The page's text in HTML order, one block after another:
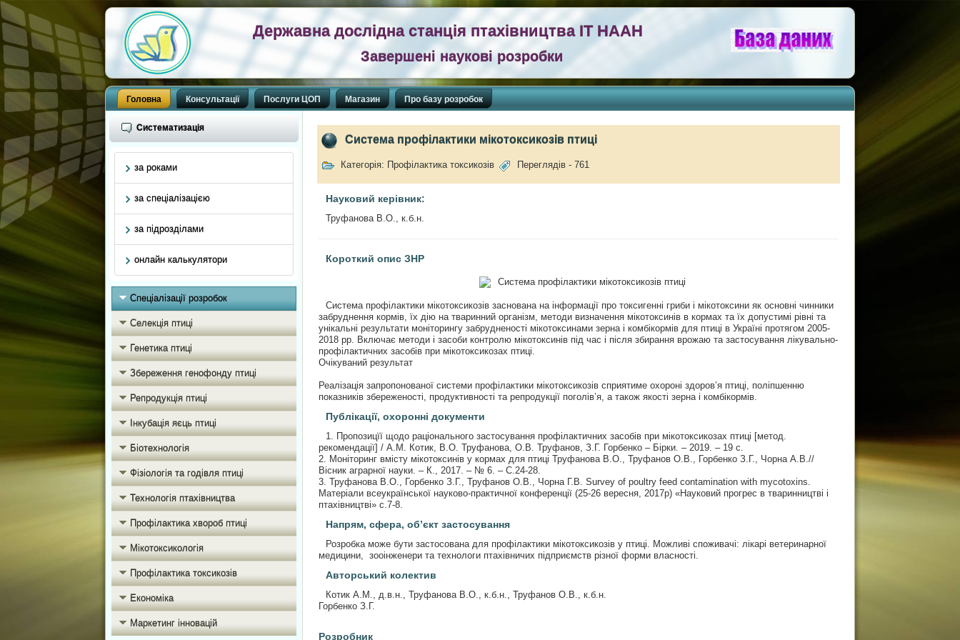
Державна дослідна станція птахівництва ІТ НААН
Завершені наукові розробки
Головна Консультації Послуги ЦОП Магазин Про базу розробок
Систематизація
за роками
за спеціалізацією
за підрозділами
онлайн калькулятори
Спеціалізації розробок
Селекція птиці
Генетика птиці
Збереження генофонду птиці
Репродукція птиці
Інкубація яєць птиці
Біотехнологія
Фізіологія та годівля птиці
Технологія птахівництва
Профілактика хвороб птиці
Мікотоксикологія
Профілактика токсикозів
Економіка
Маркетинг інновацій
Система профілактики мікотоксикозів птиці
Категорія: Профілактика токсикозів Переглядів - 761
Науковий керівник:
Труфанова В.О., к.б.н.
Короткий опис ЗНР
Система профілактики мікотоксикозів заснована на інформації про токсигенні гриби і мікотоксини як основні чинники
забруднення кормів, їх дію на тваринний організм, методи визначення мікотоксинів в кормах та їх допустимі рівні та
унікальні результати моніторингу забрудненості мікотоксинами зерна і комбікормів для птиці в Україні протягом 2005-
2018 рр. Включає методи і засоби контролю мікотоксинів під час і після збирання врожаю та застосування лікувально-
профілактичних засобів при мікотоксикозах птиці.
Очікуваний результат
Реалізація запропонованої системи профілактики мікотоксикозів сприятиме охороні здоров’я птиці, поліпшенню
показників збереженості, продуктивності та репродукції поголів’я, а також якості зерна і комбікормів.
Публікації, охоронні документи
1. Пропозицїї щодо раціонального застосування профілактичних засобів при мікотоксикозах птиці [метод.
рекомендації] / А.М. Котик, В.О. Труфанова, О.В. Труфанов, З.Г. Горбенко – Бірки. – 2019. – 19 с.
2. Моніторинг вмісту мікотоксинів у кормах для птиці Труфанова В.О., Труфанов О.В., Горбенко З.Г., Чорна А.В.//
Вісник аграрної науки. – К., 2017. – № 6. – С.24-28.
3. Труфанова В.О., Горбенко З.Г., Труфанов О.В., Чорна Г.В. Survey of poultry feed contamination with mycotoxins.
Матеріали всеукраїнської науково-практичної конференції (25-26 вересня, 2017р) «Науковий прогрес в тваринництві і
птахівництві» с.7-8.
Напрям, сфера, об’єкт застосування
Розробка може бути застосована для профілактики мікотоксикозів у птиці. Можливі споживачі: лікарі ветеринарної
медицини, зооінженери та технологи птахівничих підприємств різної форми власності.
Авторський колектив
Котик А.М., д.в.н., Труфанова В.О., к.б.н., Труфанов О.В., к.б.н.
Горбенко З.Г.
Розробник